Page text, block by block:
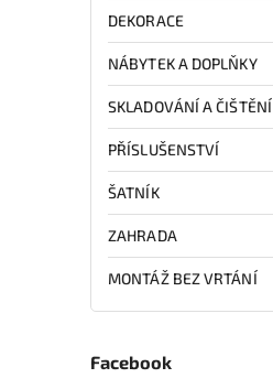
DEKORACE
NÁBYTEK A DOPLŇKY
SKLADOVÁNÍ A ČIŠTĚNÍ
PŘÍSLUŠENSTVÍ
ŠATNÍK
ZAHRADA
MONTÁŽ BEZ VRTÁNÍ
Facebook